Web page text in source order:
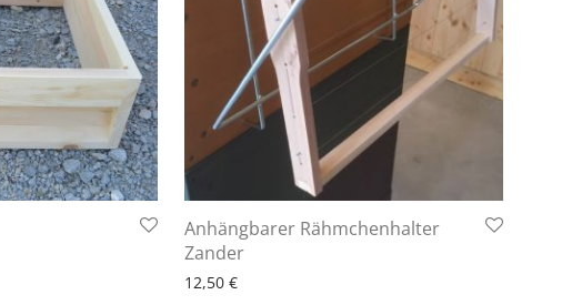
Anhängbarer Rähmchenhalter
Zander
12,50 €
6 - 10 Arbeitstage